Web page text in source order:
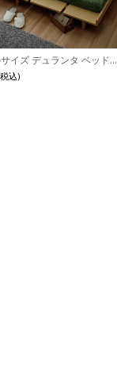
イズ デュランタ ベッドフ
ナチュラル コンセント付棚
トッパー付 ローベッド
込)